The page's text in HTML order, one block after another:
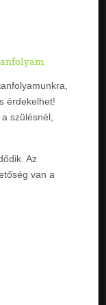
érdekelhet!
szülésnél,
Az
van a